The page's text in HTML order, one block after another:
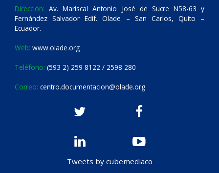
Dirección: Av. Mariscal Antonio José de Sucre N58-63 y
Fernández Salvador Edif. Olade – San Carlos, Quito –
Ecuador.
Web: www.olade.org
Teléfono: (593 2) 259 8122 / 2598 280
Correo: centro.documentacion@olade.org
Tweets by cubemediaco